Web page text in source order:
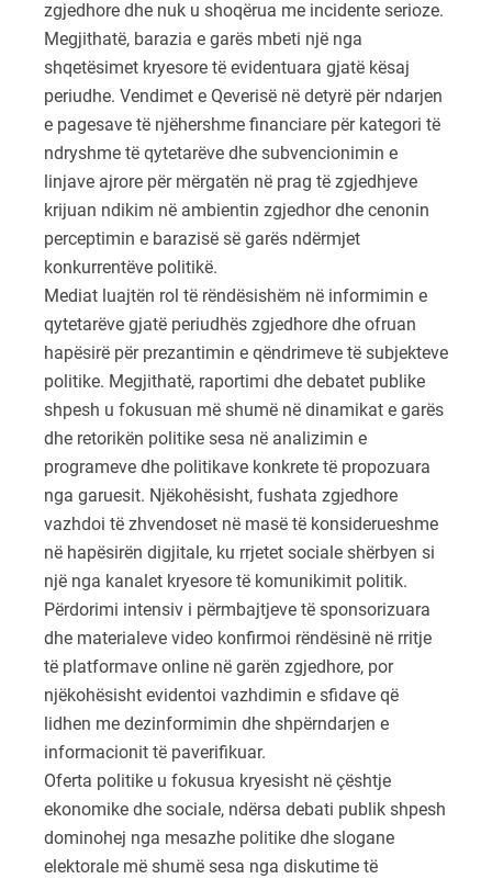
zgjedhore dhe nuk u shoqërua me incidente serioze.
Megjithatë, barazia e garës mbeti një nga
shqetësimet kryesore të evidentuara gjatë kësaj
periudhe. Vendimet e Qeverisë në detyrë për ndarjen
e pagesave të njëhershme financiare për kategori të
ndryshme të qytetarëve dhe subvencionimin e
linjave ajrore për mërgatën në prag të zgjedhjeve
krijuan ndikim në ambientin zgjedhor dhe cenonin
perceptimin e barazisë së garës ndërmjet
konkurrentëve politikë.
Mediat luajtën rol të rëndësishëm në informimin e
qytetarëve gjatë periudhës zgjedhore dhe ofruan
hapësirë për prezantimin e qëndrimeve të subjekteve
politike. Megjithatë, raportimi dhe debatet publike
shpesh u fokusuan më shumë në dinamikat e garës
dhe retorikën politike sesa në analizimin e
programeve dhe politikave konkrete të propozuara
nga garuesit. Njëkohësisht, fushata zgjedhore
vazhdoi të zhvendoset në masë të konsiderueshme
në hapësirën digjitale, ku rrjetet sociale shërbyen si
një nga kanalet kryesore të komunikimit politik.
Përdorimi intensiv i përmbajtjeve të sponsorizuara
dhe materialeve video konfirmoi rëndësinë në rritje
të platformave online në garën zgjedhore, por
njëkohësisht evidentoi vazhdimin e sfidave që
lidhen me dezinformimin dhe shpërndarjen e
informacionit të paverifikuar.
Oferta politike u fokusua kryesisht në çështje
ekonomike dhe sociale, ndërsa debati publik shpesh
dominohej nga mesazhe politike dhe slogane
elektorale më shumë sesa nga diskutime të